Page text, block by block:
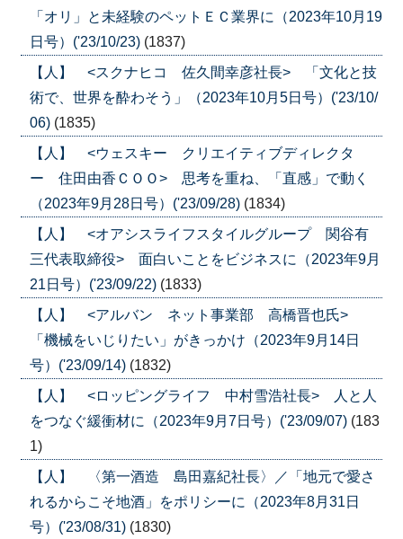
「オリ」と未経験のペットＥＣ業界に（2023年10月19
日号）('23/10/23) (1837)
【人】 <スクナヒコ 佐久間幸彦社長> 「文化と技
術で、世界を酔わそう」（2023年10月5日号）('23/10/
06) (1835)
【人】 <ウェスキー クリエイティブディレクタ
ー 住田由香ＣＯＯ> 思考を重ね、「直感」で動く
（2023年9月28日号）('23/09/28) (1834)
【人】 <オアシスライフスタイルグループ 関谷有
三代表取締役> 面白いことをビジネスに（2023年9月
21日号）('23/09/22) (1833)
【人】 <アルバン ネット事業部 高橋晋也氏>
「機械をいじりたい」がきっかけ（2023年9月14日
号）('23/09/14) (1832)
【人】 <ロッピングライフ 中村雪浩社長> 人と人
をつなぐ緩衝材に（2023年9月7日号）('23/09/07) (183
1)
【人】 〈第一酒造 島田嘉紀社長〉／「地元で愛さ
れるからこそ地酒」をポリシーに（2023年8月31日
号）('23/08/31) (1830)